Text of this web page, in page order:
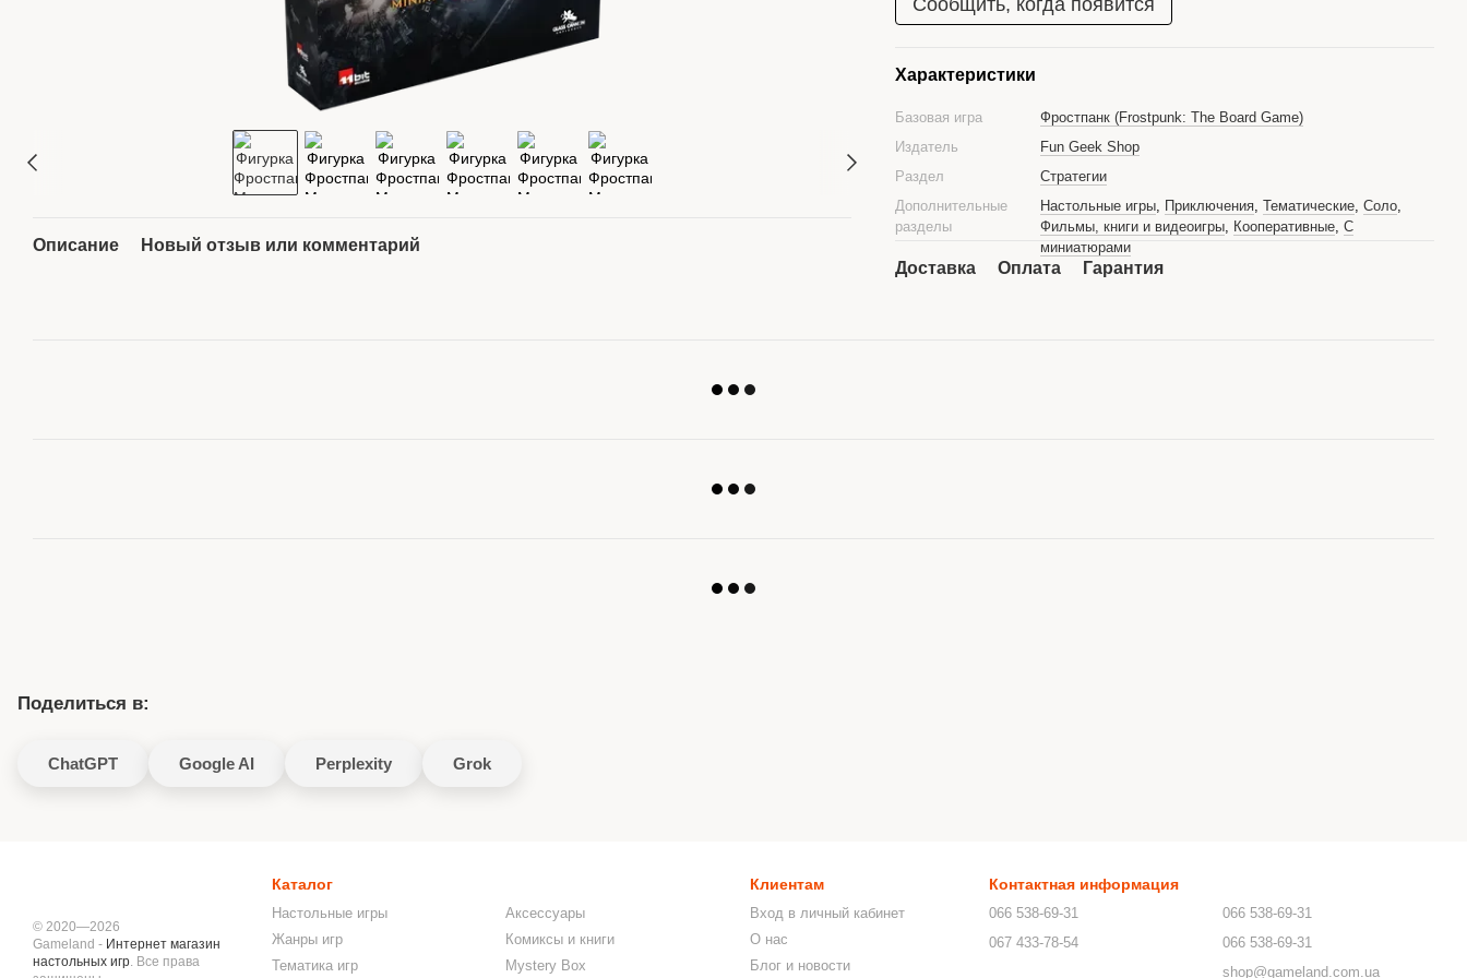
Описание Новый отзыв или комментарий
Сообщить, когда появится
Характеристики
Базовая игра
Фростпанк (Frostpunk: The Board Game)
Издатель
Fun Geek Shop
Раздел
Стратегии
Дополнительные
разделы
Настольные игры, Приключения,Тематические,Соло,
Фильмы, книги и видеоигры, Кооперативные,C
миниатюрами
Доставка Оплата Гарантия
Поделиться в:
ChatGPT Google AI Perplexity Grok
© 2020—2026
Gameland - Интернет магазин
настольных игр. Все права
Каталог
Настольные игры
Жанры игр
Тематика игр
Аксессуары
Комиксы и книги
Mystery Box
Клиентам
Вход в личный кабинет
О нас
Блог и новости
Контактная информация
066 538-69-31
067 433-78-54
066 538-69-31
066 538-69-31
shop@gameland.com.ua